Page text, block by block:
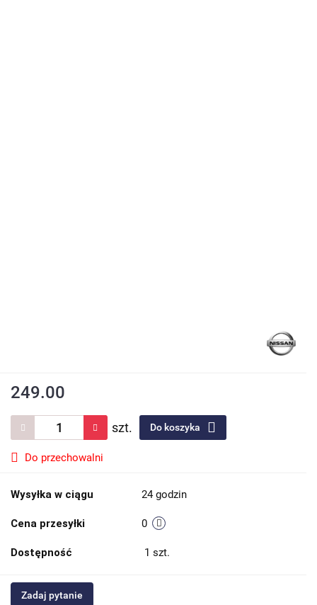
249.00
szt. Do koszyka
Do przechowalni
Wysyłka w ciągu 24 godzin
Cena przesyłki 0
Dostępność 1 szt.
Zadaj pytanie